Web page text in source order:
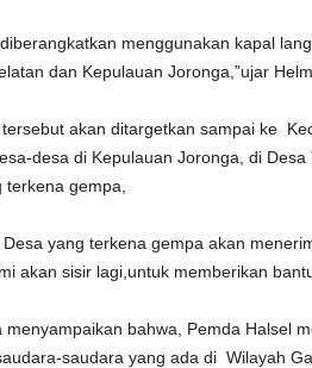
menggunakan kapal
dan Kepulauan Joronga,”ujar
akan ditargetkan sampai ke
desa di Kepulauan Joronga, di
gempa,
Desa yang terkena gempa akan
akan sisir lagi,untuk memberikan
menyampaikan bahwa, Pemda Halsel
saudara yang ada di Wilayah